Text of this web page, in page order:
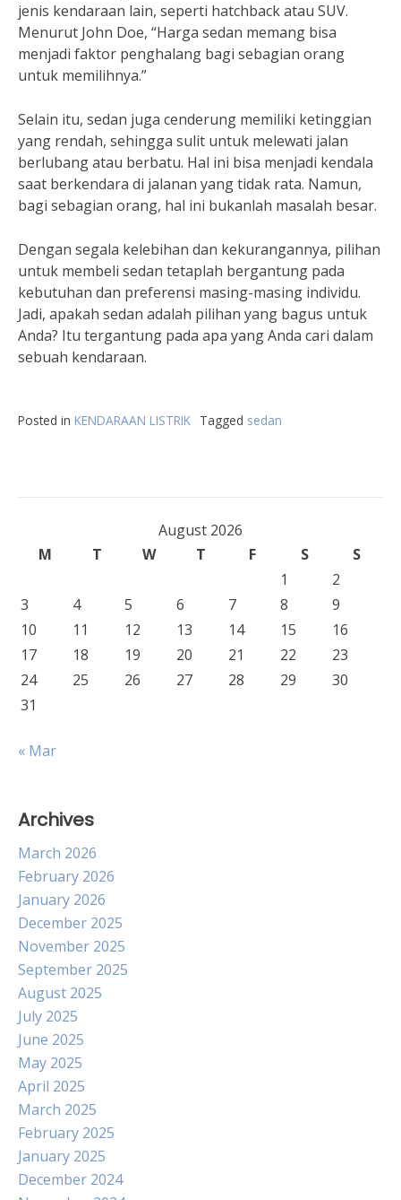
jenis kendaraan lain, seperti hatchback atau SUV.
Menurut John Doe, “Harga sedan memang bisa
menjadi faktor penghalang bagi sebagian orang
untuk memilihnya.”
Selain itu, sedan juga cenderung memiliki ketinggian
yang rendah, sehingga sulit untuk melewati jalan
berlubang atau berbatu. Hal ini bisa menjadi kendala
saat berkendara di jalanan yang tidak rata. Namun,
bagi sebagian orang, hal ini bukanlah masalah besar.
Dengan segala kelebihan dan kekurangannya, pilihan
untuk membeli sedan tetaplah bergantung pada
kebutuhan dan preferensi masing-masing individu.
Jadi, apakah sedan adalah pilihan yang bagus untuk
Anda? Itu tergantung pada apa yang Anda cari dalam
sebuah kendaraan.
Posted in KENDARAAN LISTRIK Tagged sedan
August 2026
M
T W T F S
S
1
2
3
4 5 6 7 8
9
10
11 12 13 14 15
16
17
18 19 20 21 22
23
24
25 26 27 28 29
30
31
« Mar
Archives
March 2026
February 2026
January 2026
December 2025
November 2025
September 2025
August 2025
July 2025
June 2025
May 2025
April 2025
March 2025
February 2025
January 2025
December 2024